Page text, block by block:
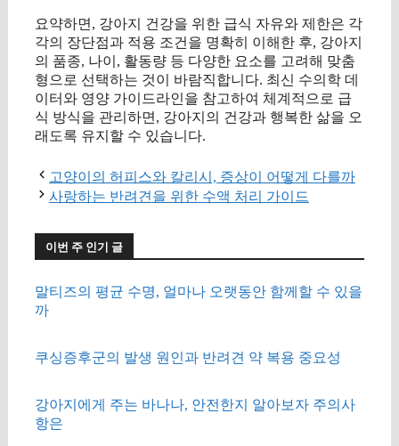
요약하면, 강아지 건강을 위한 급식 자유와 제한은 각
각의 장단점과 적용 조건을 명확히 이해한 후, 강아지
의 품종, 나이, 활동량 등 다양한 요소를 고려해 맞춤
형으로 선택하는 것이 바람직합니다. 최신 수의학 데
이터와 영양 가이드라인을 참고하여 체계적으로 급
식 방식을 관리하면, 강아지의 건강과 행복한 삶을 오
래도록 유지할 수 있습니다.
고양이의 허피스와 칼리시, 증상이 어떻게 다를까
사랑하는 반려견을 위한 수액 처리 가이드
이번 주 인기 글
말티즈의 평균 수명, 얼마나 오랫동안 함께할 수 있을
까
쿠싱증후군의 발생 원인과 반려견 약 복용 중요성
강아지에게 주는 바나나, 안전한지 알아보자 주의사
항은